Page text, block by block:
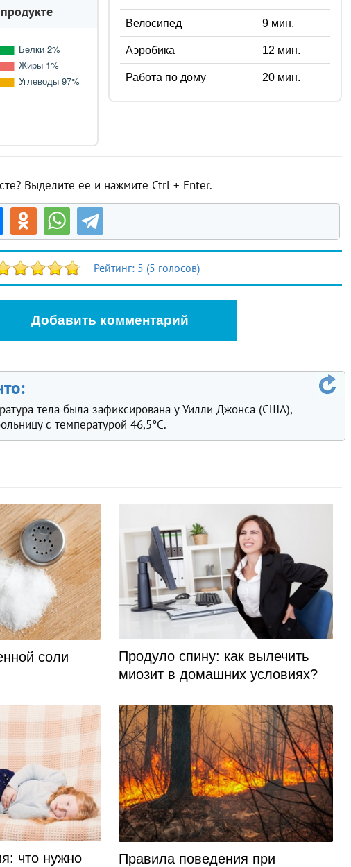
Велосипед 9 мин.
Аэробика 12 мин.
Работа по дому 20 мин.
Выделите ее и нажмите Ctrl + Enter.
Рейтинг: 5 (5 голосов)
Добавить комментарий
тела была зафиксирована у Уилли Джонса (США),
с температурой 46,5°C.
соли
Продуло спину: как вылечить
миозит в домашних условиях?
что нужно
Правила поведения при